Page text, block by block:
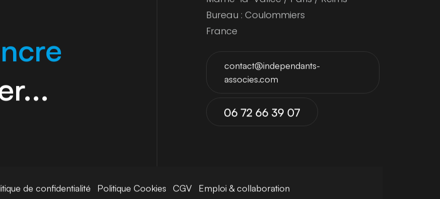
Bureau : Coulommiers
France
contact@independants-
associes.com
de confidentialité Politique Cookies CGV Emploi & collaboration